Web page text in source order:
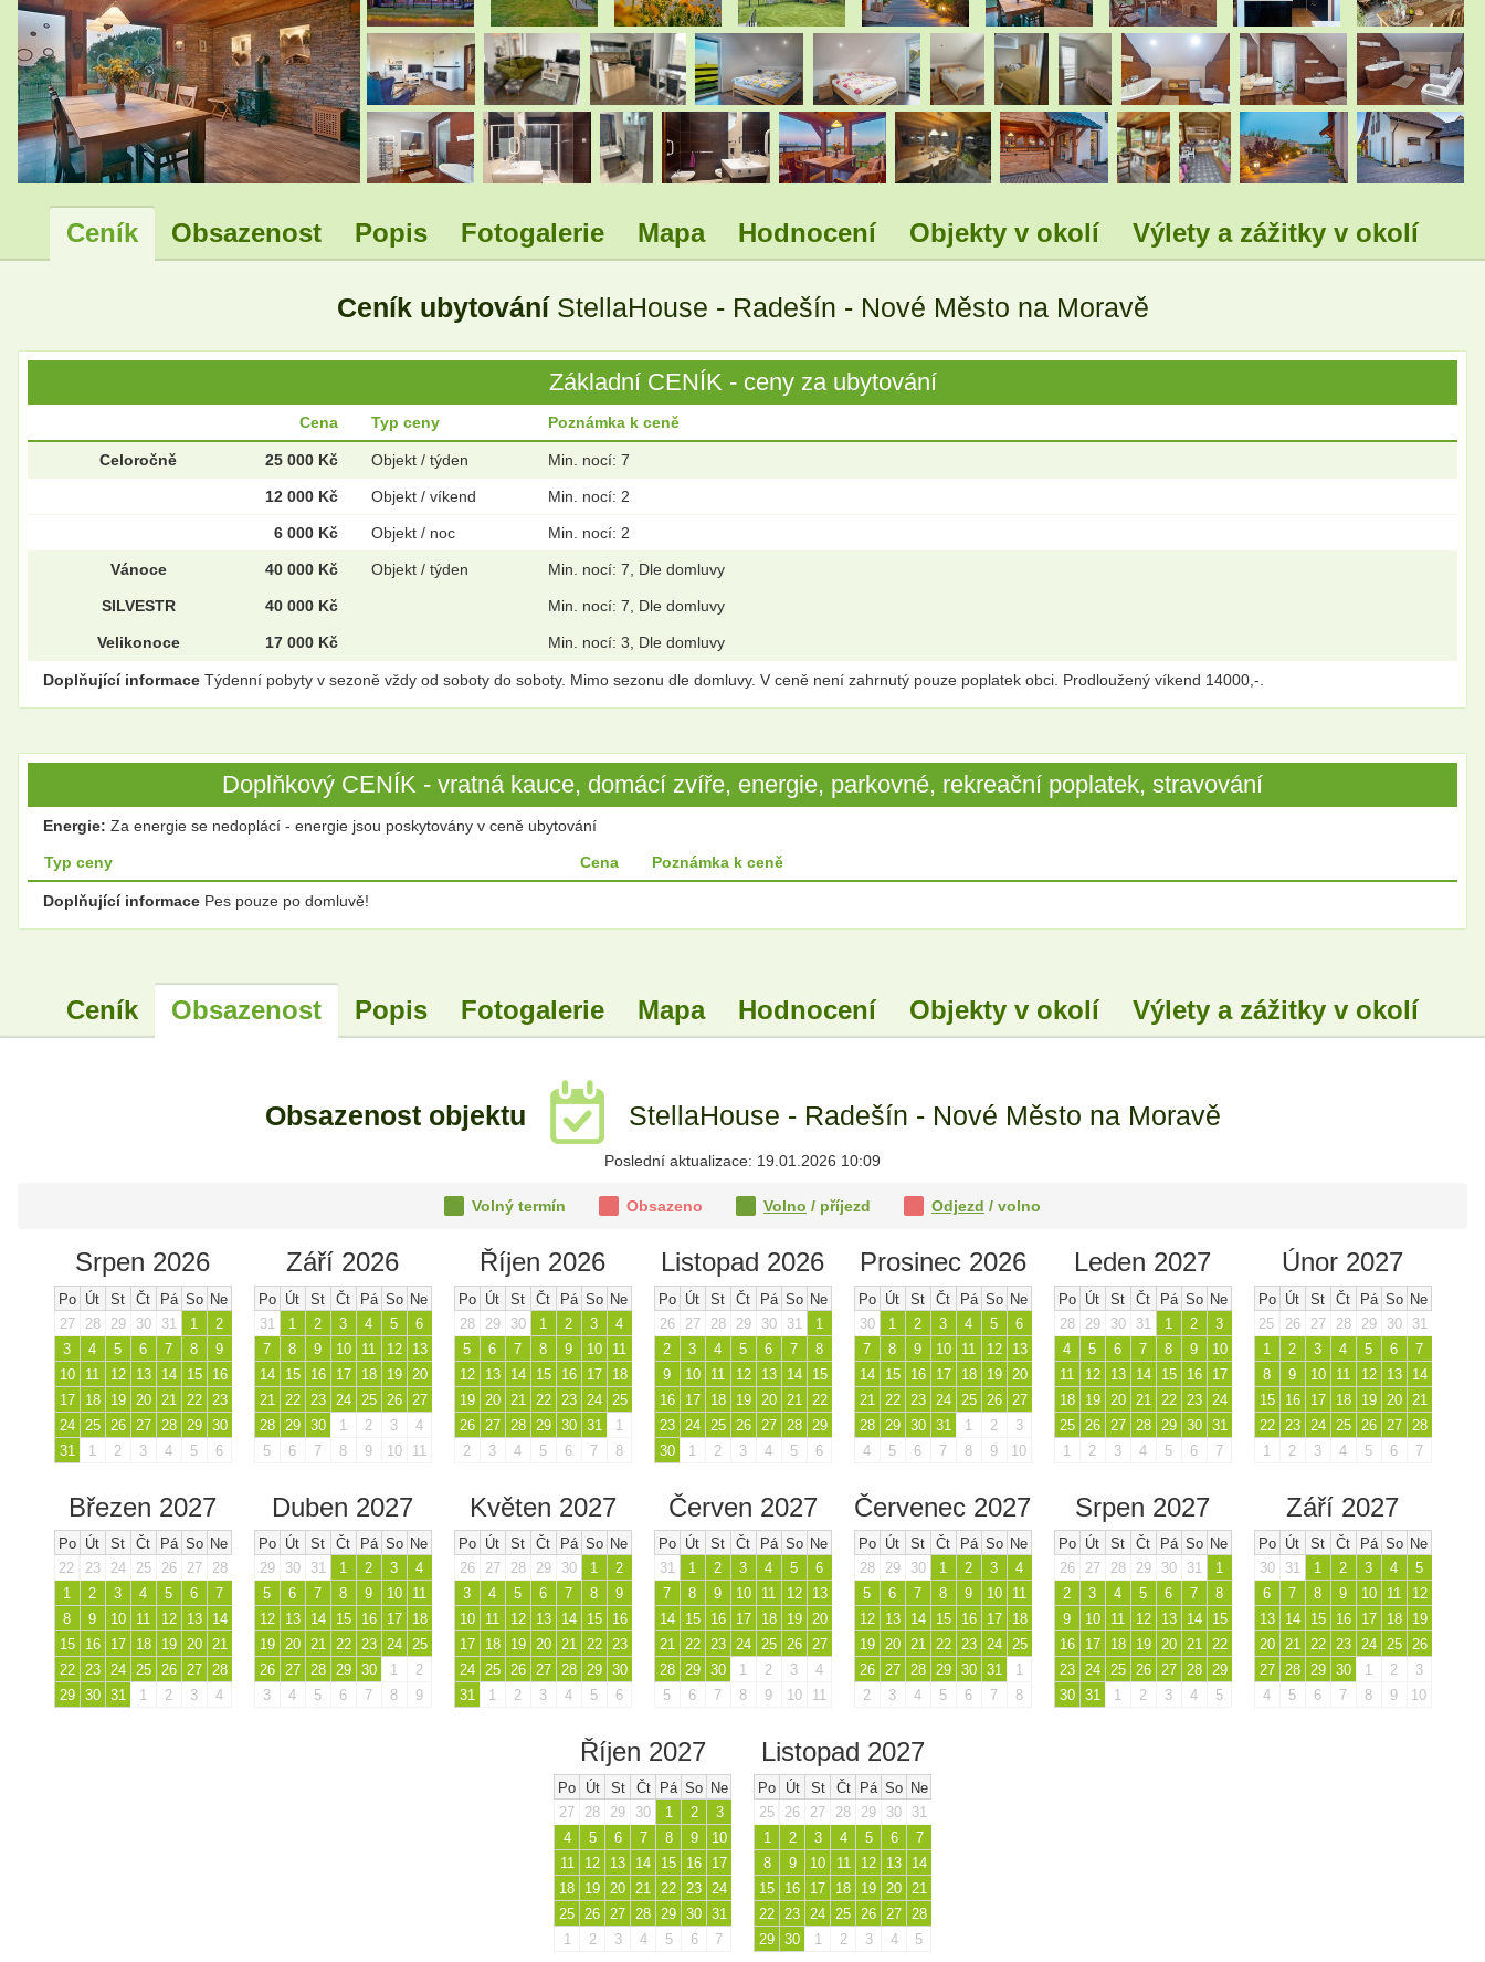
Ceník Obsazenost Popis Fotogalerie Mapa Hodnocení Objekty v okolí Výlety a zážitky v okolí
Ceník ubytování StellaHouse - Radešín - Nové Město na Moravě
Základní CENÍK - ceny za ubytování
Cena Typ ceny Poznámka k ceně
Celoročně 25 000 Kč Objekt / týden Min. nocí: 7
12 000 Kč Objekt / víkend Min. nocí: 2
6 000 Kč Objekt / noc Min. nocí: 2
Vánoce 40 000 Kč Objekt / týden Min. nocí: 7, Dle domluvy
SILVESTR 40 000 Kč Min. nocí: 7, Dle domluvy
Velikonoce 17 000 Kč Min. nocí: 3, Dle domluvy
Doplňující informace Týdenní pobyty v sezoně vždy od soboty do soboty. Mimo sezonu dle domluvy. V ceně není zahrnutý pouze poplatek obci. Prodloužený víkend 14000,-.
Doplňkový CENÍK - vratná kauce, domácí zvíře, energie, parkovné, rekreační poplatek, stravování
Energie: Za energie se nedoplácí - energie jsou poskytovány v ceně ubytování
Typ ceny Cena Poznámka k ceně
Doplňující informace Pes pouze po domluvě!
Ceník Obsazenost Popis Fotogalerie Mapa Hodnocení Objekty v okolí Výlety a zážitky v okolí
Obsazenost objektu StellaHouse - Radešín - Nové Město na Moravě
Poslední aktualizace: 19.01.2026 10:09
Volný termín Obsazeno Volno / příjezd Odjezd / volno
Srpen 2026
Po Út St Čt Pá So Ne
27
28 29 30 31 1
2
3
4 5 6 7 8
9
10
11 12 13 14 15
16
17
18 19 20 21 22
23
24
25 26 27 28 29
30
31
1 2 3 4 5 6
Září 2026
Po Út St Čt Pá So Ne
31
1 2 3 4 5
6
7
8 9 10 11 12
13
14
15 16 17 18 19
20
21
22 23 24 25 26
27
28
29 30 1 2 3
4
5
6 7 8 9 10 11
Říjen 2026
Po Út St Čt Pá So Ne
28
29 30 1 2 3
4
5
6 7 8 9 10
11
12
13 14 15 16 17
18
19
20 21 22 23 24
25
26
27 28 29 30 31
1
2
3 4 5 6 7 8
Listopad 2026
Po Út St Čt Pá So Ne
26
27 28 29 30 31
1
2
3 4 5 6 7
8
9
10 11 12 13 14
15
16
17 18 19 20 21
22
23
24 25 26 27 28
29
30
1 2 3 4 5 6
Prosinec 2026
Po Út St Čt Pá So Ne
30
1 2 3 4 5
6
7
8 9 10 11 12
13
14
15 16 17 18 19
20
21
22 23 24 25 26
27
28
29 30 31 1 2
3
4
5 6 7 8 9 10
Leden 2027
Po Út St Čt Pá So Ne
28
29 30 31 1 2
3
4
5 6 7 8 9
10
11
12 13 14 15 16
17
18
19 20 21 22 23
24
25
26 27 28 29 30
31
1
2 3 4 5 6 7
Únor 2027
Po Út St Čt Pá So Ne
25
26 27 28 29 30
31
1
2 3 4 5 6
7
8
9 10 11 12 13
14
15
16 17 18 19 20
21
22
23 24 25 26 27
28
1
2 3 4 5 6 7
Březen 2027
Po Út St Čt Pá So Ne
22
23 24 25 26 27
28
1
2 3 4 5 6
7
8
9 10 11 12 13
14
15
16 17 18 19 20
21
22
23 24 25 26 27
28
29
30 31 1 2 3 4
Duben 2027
Po Út St Čt Pá So Ne
29
30 31 1 2 3
4
5
6 7 8 9 10
11
12
13 14 15 16 17
18
19
20 21 22 23 24
25
26
27 28 29 30 1
2
3
4 5 6 7 8 9
Květen 2027
Po Út St Čt Pá So Ne
26
27 28 29 30 1
2
3
4 5 6 7 8
9
10
11 12 13 14 15
16
17
18 19 20 21 22
23
24
25 26 27 28 29
30
31
1 2 3 4 5 6
Červen 2027
Po Út St Čt Pá So Ne
31
1 2 3 4 5
6
7
8 9 10 11 12
13
14
15 16 17 18 19
20
21
22 23 24 25 26
27
28
29 30 1 2 3
4
5
6 7 8 9 10 11
Červenec 2027
Po Út St Čt Pá So Ne
28
29 30 1 2 3
4
5
6 7 8 9 10
11
12
13 14 15 16 17
18
19
20 21 22 23 24
25
26
27 28 29 30 31
1
2
3 4 5 6 7 8
Srpen 2027
Po Út St Čt Pá So Ne
26
27 28 29 30 31
1
2
3 4 5 6 7
8
9
10 11 12 13 14
15
16
17 18 19 20 21
22
23
24 25 26 27 28
29
30
31 1 2 3 4 5
Září 2027
Po Út St Čt Pá So Ne
30
31 1 2 3 4
5
6
7 8 9 10 11
12
13
14 15 16 17 18
19
20
21 22 23 24 25
26
27
28 29 30 1 2
3
4
5 6 7 8 9 10
Říjen 2027
Po Út St Čt Pá So Ne
27
28 29 30 1 2
3
4
5 6 7 8 9
10
11
12 13 14 15 16
17
18
19 20 21 22 23 24
25 26 27 28 29 30 31
1
2 3 4 5 6 7
Listopad 2027
Po Út St Čt Pá So Ne
25
26 27 28 29 30
31
1
2 3 4 5 6
7
8
9 10 11 12 13
14
15
16 17 18 19 20 21
22 23 24 25 26 27 28
29 30 1 2 3 4 5